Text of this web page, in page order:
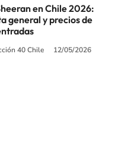
en Chile 2026:
general y precios de
40 Chile 12/05/2026